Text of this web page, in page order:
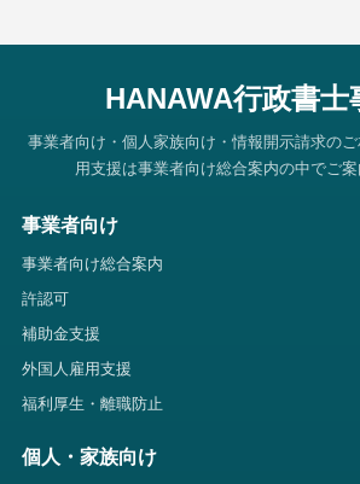
HANAWA行政書士
事業者向け・個人家族向け・情報開示請求の
用支援は事業者向け総合案内の中でご案
事業者向け
事業者向け総合案内
許認可
補助金支援
外国人雇用支援
福利厚生・離職防止
個人・家族向け